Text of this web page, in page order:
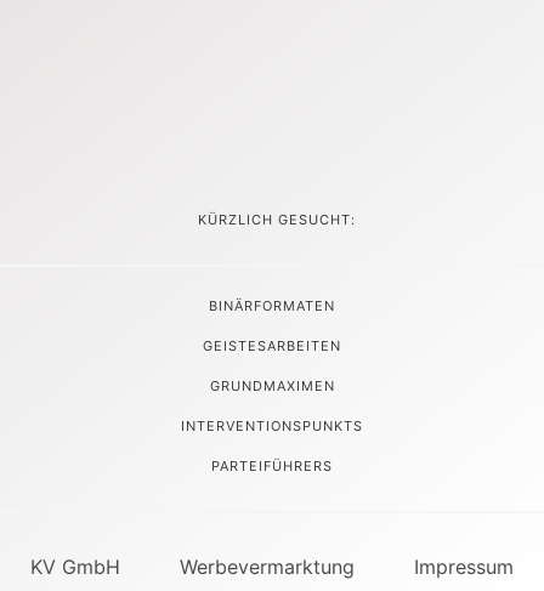
KÜRZLICH GESUCHT:
BINÄRFORMATEN
GEISTESARBEITEN
GRUNDMAXIMEN
INTERVENTIONSPUNKTS
PARTEIFÜHRERS
KV GmbH Werbevermarktung Impressum